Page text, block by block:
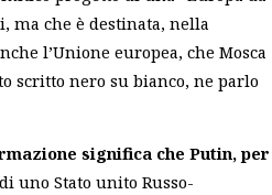
ma che è destinata, nella
l’Unione europea, che Mosca
scritto nero su bianco, ne parlo
significa che Putin, per
uno Stato unito Russo-